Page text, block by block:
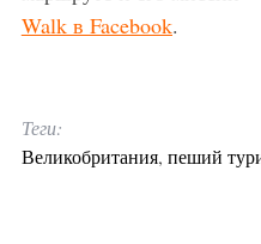
Walk в Facebook.
Теги:
Великобритания, пеший